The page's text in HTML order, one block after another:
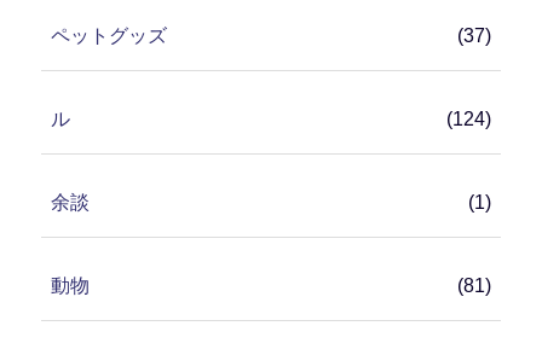
ペットグッズ (37)
ル (124)
余談 (1)
動物 (81)